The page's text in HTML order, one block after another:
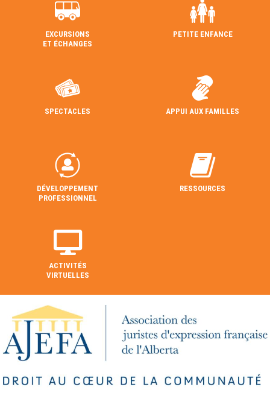
EXCURSIONS
ET ÉCHANGES
PETITE ENFANCE
SPECTACLES APPUI AUX FAMILLES
DÉVELOPPEMENT
PROFESSIONNEL
RESSOURCES
ACTIVITÉS
VIRTUELLES
RECHERCHE DANS LE RÉPERTOIRE